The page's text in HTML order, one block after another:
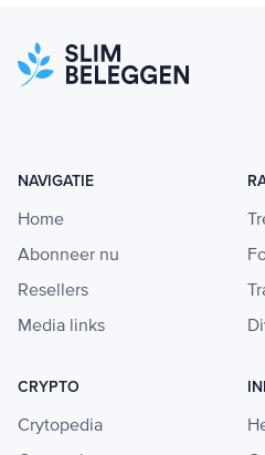
NAVIGATIE
Home
Abonneer nu
Resellers
Media links
CRYPTO
Crytopedia